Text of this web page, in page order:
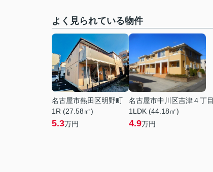
よく見られている物件
名古屋市熱田区明野町
1R (27.58㎡)
5.3万円
名古屋市中川区吉津４丁目
1LDK (44.18㎡)
4.9万円